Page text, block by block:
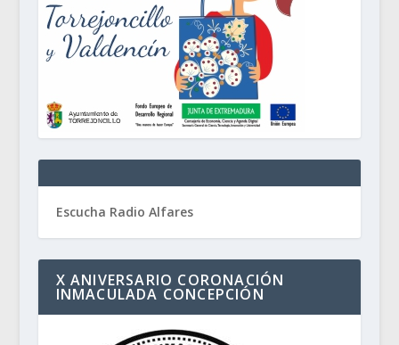
Escucha Radio Alfares
X ANIVERSARIO CORONACIÓN
INMACULADA CONCEPCIÓN